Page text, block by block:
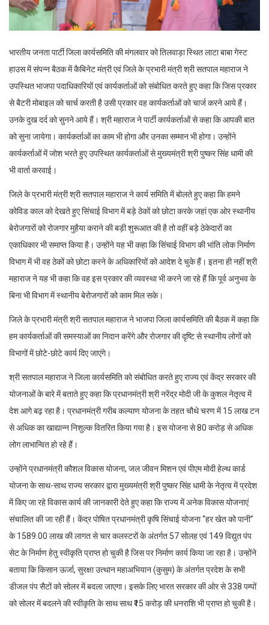
भारतीय जनता पार्टी जिला कार्यसमिति की मंगलवार को तिलवाड़ा स्थित लाटा बाबा गेस्ट
हाउस में संपन्न बैठक में कैबिनेट मंत्री एवं जिले के प्रभारी मंत्री श्री सतपाल महाराज ने
उपस्थित भाजपा पदाधिकारियों एवं कार्यकर्ताओं को संबोधित करते हुए कहा कि जिस प्रकार
से बैटरी मोबाइल को चार्च करती है उसी प्रकार वह कार्यकर्ताओं को चार्ज करने आये हैं।
उनके दुख दर्द को सुनने आये हैं। श्री महाराज ने पार्टी कार्यकर्ताओं से कहा कि आपकी बात
को सुना जायेगा। कार्यकर्ताओं का काम भी होगा और उनका सम्मान भी होगा। उन्होंने
कार्यकर्ताओं में जोश भरते हुए उपस्थित कार्यकर्ताओं से मुख्यमंत्री श्री पुष्कर सिंह धामी की
भी वार्ता करवाई।
जिले के प्रभारी मंत्री श्री सतपाल महाराज ने कार्य समिति में बोलते हुए कहा कि हमने
कोविड काल को देखते हुए सिंचाई विभाग में बड़े ठेकों को छोटा करके जहां एक ओर स्थानीय
बेरोजगारों को रोजगार मुहैया कराने की बड़ी शुरूआत की है तो वहीं बड़े ठेकेदारों का
एकाधिकार भी समाप्त किया है। उन्होंने यह भी कहा कि सिंचाई विभाग की भांति लोक निर्माण
विभाग में भी वह ठेकों को छोटा करने के अधिकारियों को आदेश दे चुके हैं। इतना ही नहीं श्री
महाराज ने यह भी कहा कि वह इस प्रकार की व्यवस्था भी करने जा रहे हैं कि पूर्व अनुभव के
बिना भी विभाग में स्थानीय बेरोजगारों को काम मिल सके।
जिले के प्रभारी मंत्री श्री सतपाल महाराज ने भाजपा जिला कार्यसमिति की बैठक में कहा कि
हम कार्यकर्ताओं की समस्याओं का निदान करेंगे और रोजगार की दृष्टि से स्थानीय लोगों को
विभागों में छोटे-छोटे कार्य दिए जाएंगे।
श्री सतपाल महाराज ने जिला कार्यसमिति को संबोधित करते हुए राज्य एवं केंद्र सरकार की
योजनाओं के बारे में बताते हुए कहा कि प्रधानमंत्री श्री नरेंद्र मोदी जी के कुशल नेतृत्व में
देश आगे बढ़ रहा है। प्रधानमंत्री गरीब कल्याण योजना के तहत चौथे चरण में 15 लाख टन
से अधिक का खाद्यान्न निशुल्क वितरित किया गया है। इस योजना से 80 करोड़ से अधिक
लोग लाभान्वित हो रहे हैं।
उन्होंने प्रधानमंत्री कौशल विकास योजना, जल जीवन मिशन एवं पीएम मोदी हेल्थ कार्ड
योजना के साथ-साथ राज्य सरकार द्वारा मुख्यमंत्री श्री पुष्कर सिंह धामी के नेतृत्व में प्रदेश
में किए जा रहे विकास कार्य की जानकारी देते हुए कहा कि राज्य में अनेक विकास योजनाएं
संचालित की जा रही हैं। केंद्र पोषित प्रधानमंत्री कृषि सिंचाई योजना “हर खेत को पानी”
के 1589.00 लाख की लागत से चार कलस्टरों के अंतर्गत 57 सोलह एवं 149 विद्युत पंप
सेट के निर्माण हेतु स्वीकृति प्राप्त हो चुकी है जिस पर निर्माण कार्य किया जा रहा है। उन्होंने
बताया कि किसान ऊर्जा, सुरक्षा उत्थान महाअभियान (कुसुम) के अंतर्गत प्रदेश के सभी
डीजल पंप सैटों को सोलर में बदला जाएगा। इसके लिए भारत सरकार की ओर से 338 पम्पों
को सोलर में बदलने की स्वीकृति के साथ साथ ₹15 करोड़ की धनराशि भी प्राप्त हो चुकी है।